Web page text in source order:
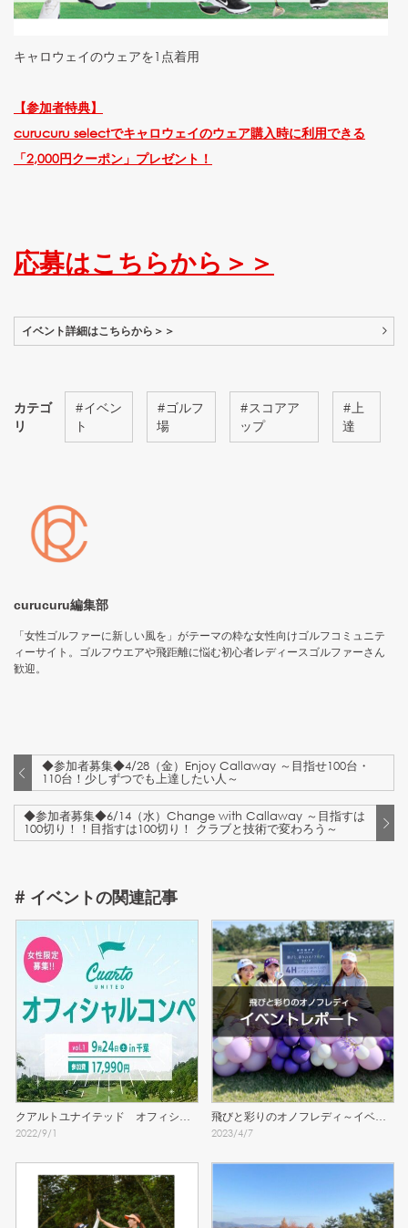
キャロウェイのウェアを1点着用
【参加者特典】
curucuru selectでキャロウェイのウェア購入時に利用できる
「2,000円クーポン」プレゼント！
応募はこちらから＞＞
イベント詳細はこちらから＞＞
カテゴ
リ
#イベン
ト
#ゴルフ
場
#スコアア
ップ
#上
達
curucuru編集部
「女性ゴルファーに新しい風を」がテーマの粋な女性向けゴルフコミュニテ
ィーサイト。ゴルフウエアや飛距離に悩む初心者レディースゴルファーさん
歓迎。
◆参加者募集◆4/28（金）Enjoy Callaway ～目指せ100台・
110台！少しずつでも上達したい人～
◆参加者募集◆6/14（水）Change with Callaway ～目指すは
100切り！！目指すは100切り！ クラブと技術で変わろう～
# イベントの関連記事
クアルトユナイテッド　オフィシャ
ルコンペ参加者募集中！
2022/9/1
飛びと彩りのオノフレディ～イベン
トレポート～
2023/4/7